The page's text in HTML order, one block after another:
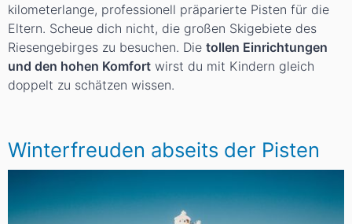
kilometerlange, professionell präparierte Pisten für die
Eltern. Scheue dich nicht, die großen Skigebiete des
Riesengebirges zu besuchen. Die tollen Einrichtungen
und den hohen Komfort wirst du mit Kindern gleich
doppelt zu schätzen wissen.
Winterfreuden abseits der Pisten